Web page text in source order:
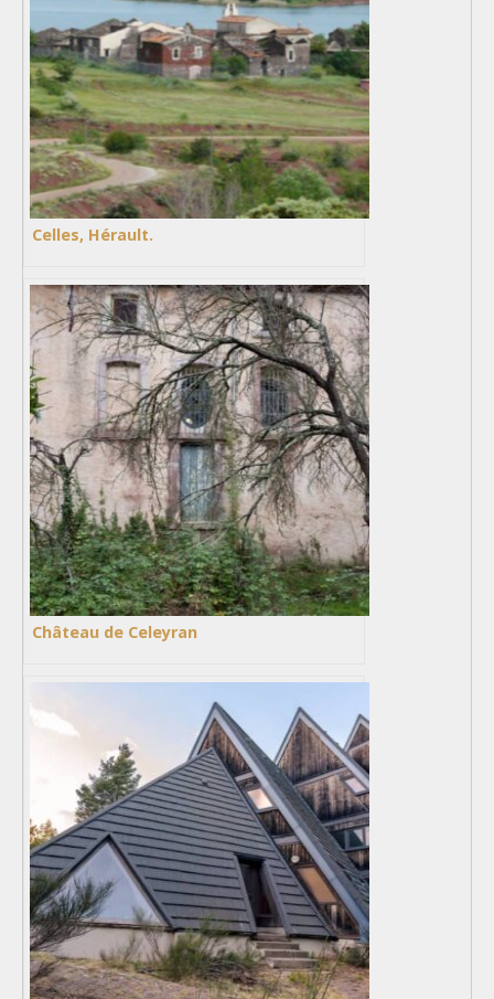
Celles, Hérault.
Château de Celeyran